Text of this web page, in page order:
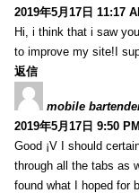
2019年5月17日 11:17
Hi, i think that i saw
to improve my site!I
返信
mobile
2019年5月17日 9:50 PM
Good ¡V I should
through all the tabs as
found what I hoped for